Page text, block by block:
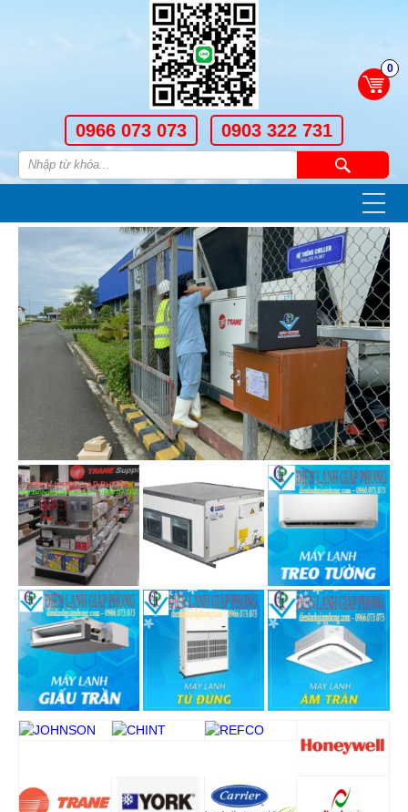
0
0966 073 073 0903 322 731
—
—
—